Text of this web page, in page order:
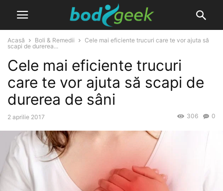
Acasă Boli & Remedii
Cele mai eficiente trucuri care te vor ajuta să
scapi de durerea...
Cele mai eficiente trucuri
care te vor ajuta să scapi de
durerea de sâni
2 aprilie 2017 0
306